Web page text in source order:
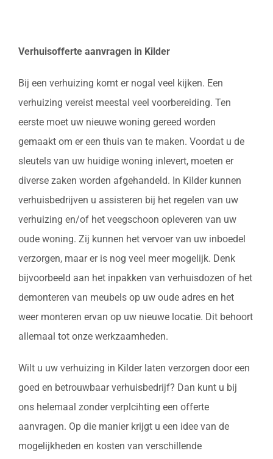
Verhuisofferte aanvragen in Kilder
Bij een verhuizing komt er nogal veel kijken. Een
verhuizing vereist meestal veel voorbereiding. Ten
eerste moet uw nieuwe woning gereed worden
gemaakt om er een thuis van te maken. Voordat u de
sleutels van uw huidige woning inlevert, moeten er
diverse zaken worden afgehandeld. In Kilder kunnen
verhuisbedrijven u assisteren bij het regelen van uw
verhuizing en/of het veegschoon opleveren van uw
oude woning. Zij kunnen het vervoer van uw inboedel
verzorgen, maar er is nog veel meer mogelijk. Denk
bijvoorbeeld aan het inpakken van verhuisdozen of het
demonteren van meubels op uw oude adres en het
weer monteren ervan op uw nieuwe locatie. Dit behoort
allemaal tot onze werkzaamheden.
Wilt u uw verhuizing in Kilder laten verzorgen door een
goed en betrouwbaar verhuisbedrijf? Dan kunt u bij
ons helemaal zonder verplcihting een offerte
aanvragen. Op die manier krijgt u een idee van de
mogelijkheden en kosten van verschillende